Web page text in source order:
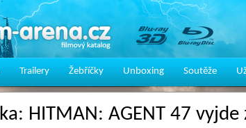
Trailery Žebříčky Unboxing Soutěže
HITMAN: AGENT 47